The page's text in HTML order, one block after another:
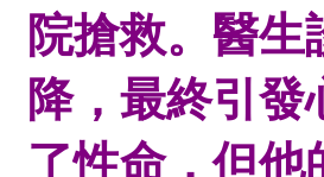
院搶救。醫
降，最終引
了性命，但他